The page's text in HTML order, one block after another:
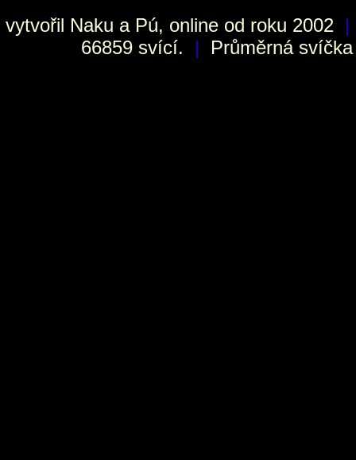
vytvořil Naku a Pú, online od roku 2002 |
66859 svící.
| Průměrná